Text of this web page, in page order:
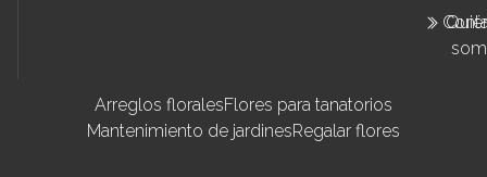
Arreglos floralesFlores para tanatorios
Mantenimiento de jardinesRegalar flores